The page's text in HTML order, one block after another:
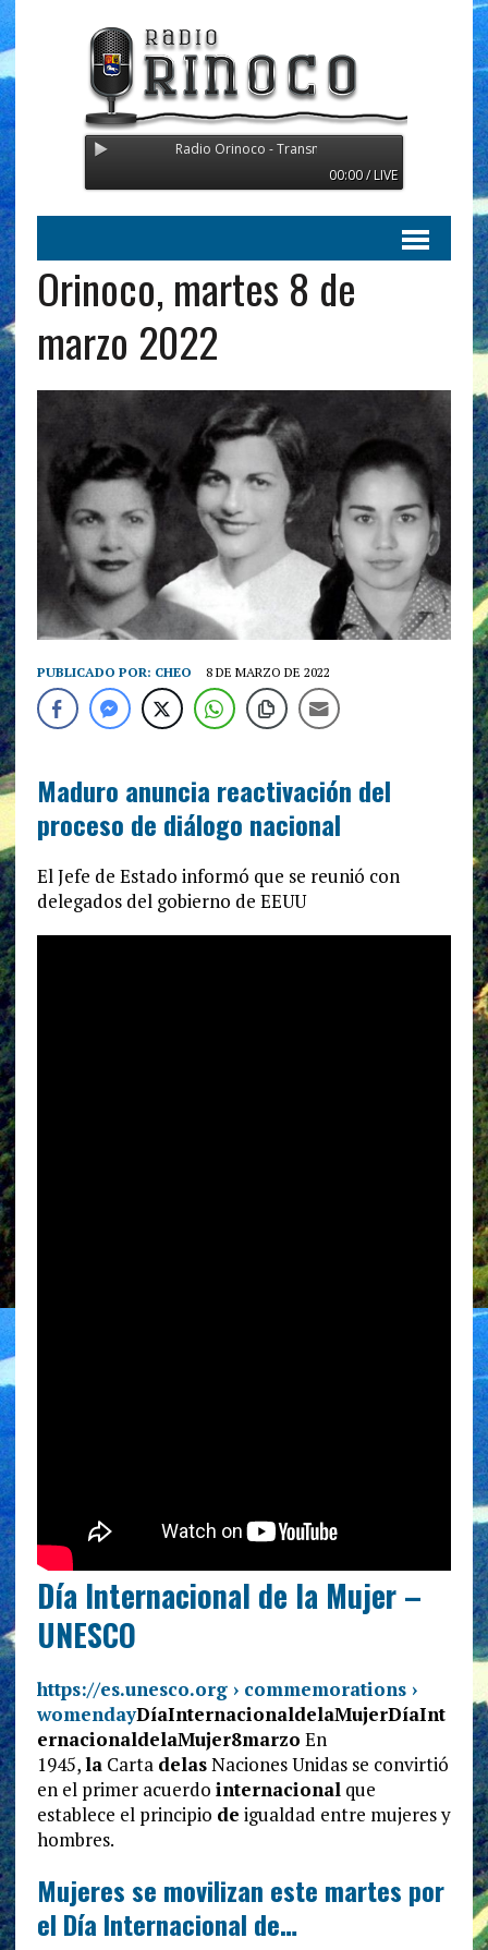
Radio Orinoco - Transmitiendo desde Suecia
00:00 / LIVE
Orinoco, martes 8 de
marzo 2022
PUBLICADO POR: CHEO 8 DE MARZO DE 2022
Maduro anuncia reactivación del
proceso de diálogo nacional
El Jefe de Estado informó que se reunió con
delegados del gobierno de EEUU
Día Internacional de la Mujer –
UNESCO
https://es.unesco.org › commemorations ›
womendayDíaInternacionaldelaMujerDíaInt
ernacionaldelaMujer8marzo En
1945,laCarta delasNaciones Unidas se convirtió
en el primer acuerdo internacionalque
establece el principio de igualdad entre mujeres y
hombres.
Mujeres se movilizan este martes por
el Día Internacional de…